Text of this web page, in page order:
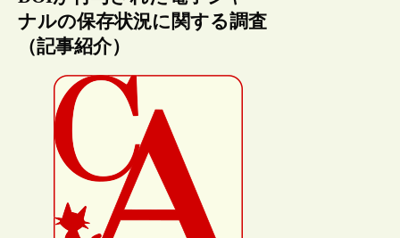
ナルの保存状況に関する調査
（記事紹介）